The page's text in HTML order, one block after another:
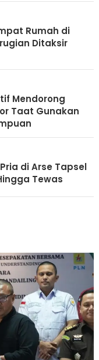
Rumah di
Ditaksir
Mendorong
Taat Gunakan
di Arse Tapsel
Tewas